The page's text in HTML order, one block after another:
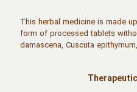
This herbal medicine is made
form of processed tablets
damascena, Cuscuta